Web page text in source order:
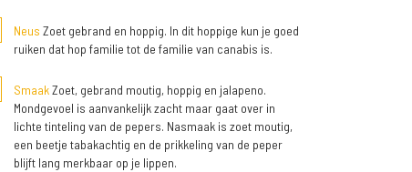
Neus Zoet gebrand en hoppig. In dit hoppige kun je goed
ruiken dat hop familie tot de familie van canabis is.
SmaakZoet, gebrand moutig, hoppig en jalapeno.
Mondgevoel is aanvankelijk zacht maar gaat over in
lichte tinteling van de pepers. Nasmaak is zoet moutig,
een beetje tabakachtig en de prikkeling van de peper
blijft lang merkbaar op je lippen.